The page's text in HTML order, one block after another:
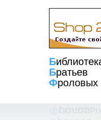
Б
Братьев
Фроловых